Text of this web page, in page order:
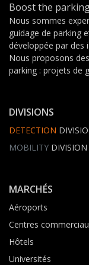
Boost the
Nous sommes
guidage de parking
développée par des
Nous proposons
parking : projets de
DIVISIONS
DETECTION
MOBILITY DIVISION
MARCHÉS
Aéroports
Centres
Hôtels
Universités